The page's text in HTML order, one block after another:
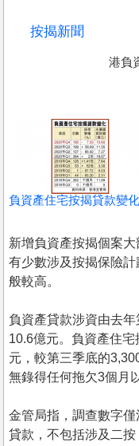
冊
關
於
我
們
按揭新聞
港負
負資產住宅按揭貸款變化
新增負資產按揭個案
有少數涉及按揭保險
般較高。
負資產貸款涉資由去
10.6億元。負資產住
元，較第三季底的
無錄得任何拖欠3個月
金管局指，調查數字
貸款，不包括涉及二